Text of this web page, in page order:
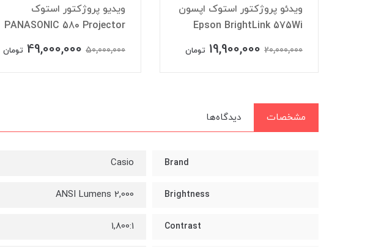
ویدئو پروژکتور استوک اپسون
Epson BrightLink 575Wi
20,000,000
19,900,000 تومان
ویدیو پروژکتور استوک
PANASONIC 580 Projector
50,000,000
49,000,000 تومان
مشخصات دیدگاه‌ها
Brand
Casio
Brightness
2,000 ANSI Lumens
Contrast
1,800:1